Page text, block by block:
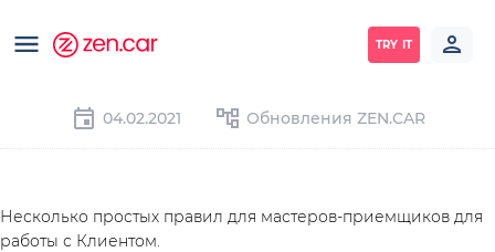
TRY IT
04.02.2021 Обновления ZEN.CAR
Несколько простых правил для мастеров-приемщиков для
работы с Клиентом.